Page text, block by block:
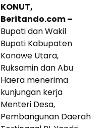
KONUT,
Beritando.com –
Bupati dan Wakil
Bupati Kabupaten
Konawe Utara,
Ruksamin dan Abu
Haera menerima
kunjungan kerja
Menteri Desa,
Pembangunan Daerah